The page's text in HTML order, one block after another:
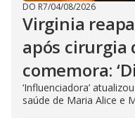
DO R7/04/08/2026
Virginia
após cirurgia
comemora:
‘Influenciadora’
saúde de Maria Alice e